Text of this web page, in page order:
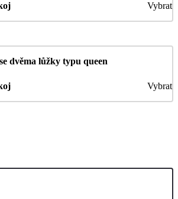
Vybrat
dvěma lůžky typu queen
Vybrat